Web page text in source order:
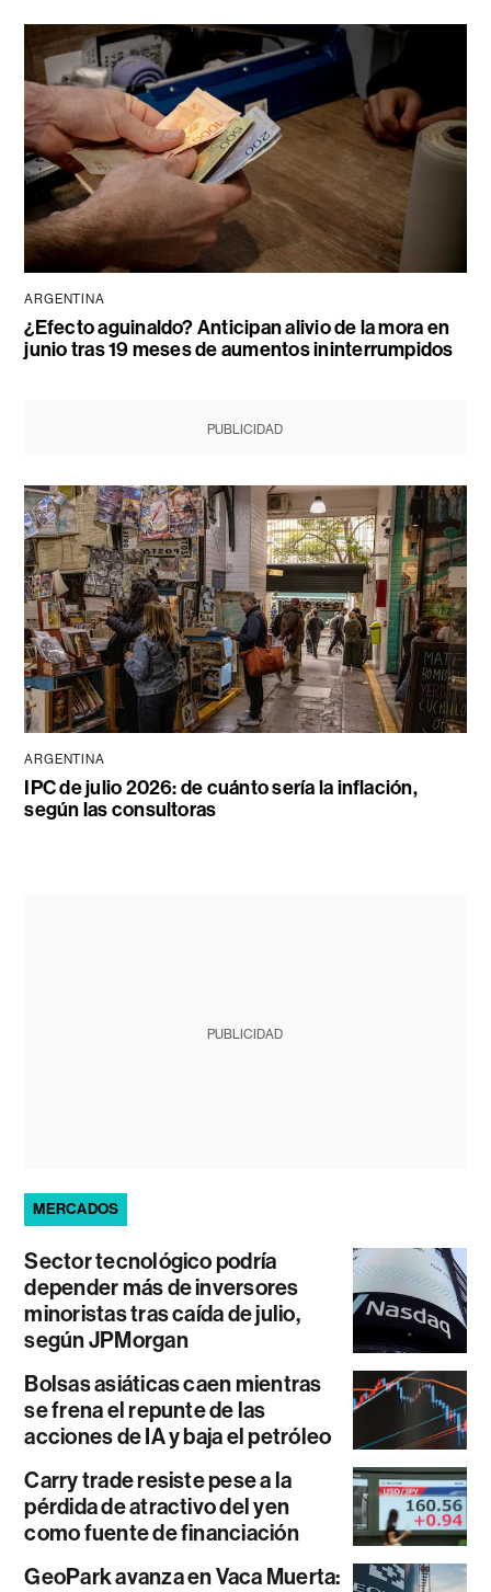
ARGENTINA
¿Efecto aguinaldo? Anticipan alivio de la mora en
junio tras 19 meses de aumentos ininterrumpidos
PUBLICIDAD
ARGENTINA
IPC de julio 2026: de cuánto sería la inflación,
según las consultoras
PUBLICIDAD
MERCADOS
Sector tecnológico podría
depender más de inversores
minoristas tras caída de julio,
según JPMorgan
Bolsas asiáticas caen mientras
se frena el repunte de las
acciones de IA y baja el petróleo
Carry trade resiste pese a la
pérdida de atractivo del yen
como fuente de financiación
GeoPark avanza en Vaca Muerta: